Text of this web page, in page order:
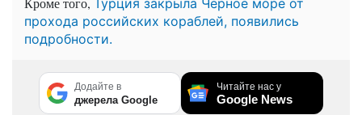
Турция закрыла Черное море от
прохода российских кораблей, появились
подробности.
Додайте в
джерела Google
Читайте нас у
Google News